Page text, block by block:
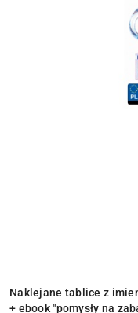
Naklejane tablice z
+ ebook "pomysły na